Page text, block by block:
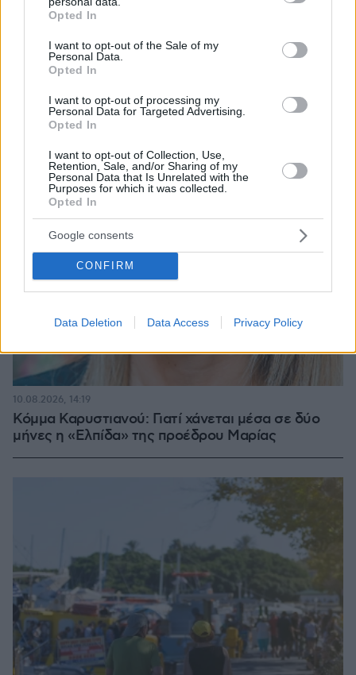
grant or deny consent to Google and its third-party tags to
use your data for below specified purposes in below Google
consent section.
Opted In
I want to opt-out of the Sale of my
Personal Data.
Opted In
I want to opt-out of processing my
Personal Data for Targeted Advertising.
Opted In
I want to opt-out of Collection, Use,
Retention, Sale, and/or Sharing of my
Personal Data that Is Unrelated with the
Purposes for which it was collected.
Opted In
Google consents
CONFIRM
Data Deletion Data Access Privacy Policy
Κόμμα Καρυστιανού: Γιατί χάνεται μέσα σε δύο
μήνες η «Ελπίδα» της προέδρου Μαρίας
10.08.2026, 14:19